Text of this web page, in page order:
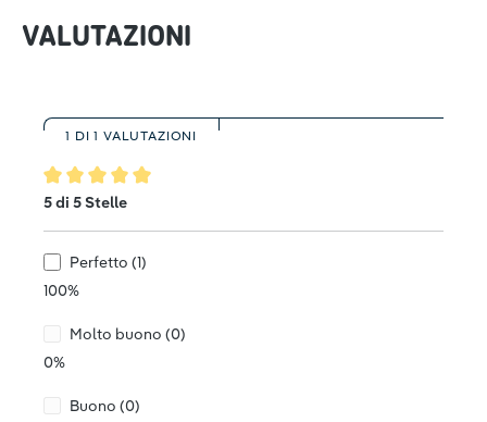
VALUTAZIONI
1 DI 1 VALUTAZIONI
Valutazione media di 5 su 5 stelle
5 di 5 Stelle
Perfetto (1)
100%
Molto buono (0)
0%
Buono (0)